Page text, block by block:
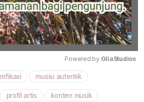
Powered by GliaStudios
musisi autentik
profil artis konten musik